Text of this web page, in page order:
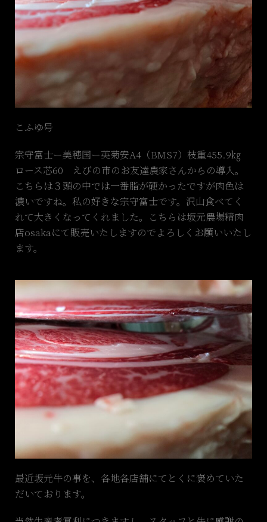
こふゆ号
宗守富士ー美穂国ー英菊安A4（BMS7）枝重455.9㎏
ロース芯60 えびの市のお友達農家さんからの導入。
こちらは３頭の中では一番脂が硬かったですが肉色は
濃いですね。私の好きな宗守富士です。沢山食べてく
れて大きくなってくれました。こちらは坂元農場精肉
店osakaにて販売いたしますのでよろしくお願いいたし
ます。
最近坂元牛の事を、各地各店舗にてとくに褒めていた
だいております。